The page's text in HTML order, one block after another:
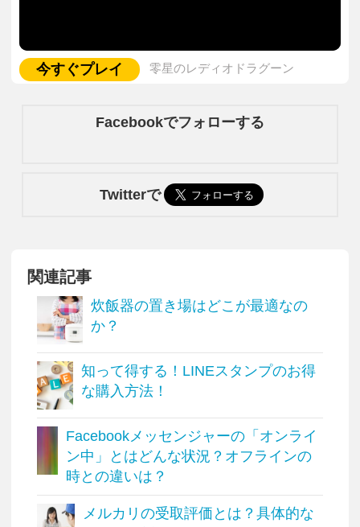
今すぐプレイ 零星のレディオドラグーン
Facebookでフォローする
Twitterで
関連記事
炊飯器の置き場はどこが最適なの
か？
知って得する！LINEスタンプのお得
な購入方法！
Facebookメッセンジャーの「オンライ
ン中」とはどんな状況？オフラインの
時との違いは？
メルカリの受取評価とは？具体的な